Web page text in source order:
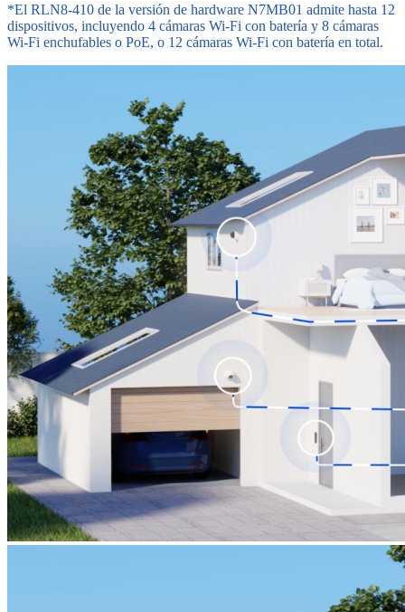
*El RLN8-410 de la versión de hardware N7MB01 admite hasta 12
dispositivos, incluyendo 4 cámaras Wi-Fi con batería y 8 cámaras
Wi-Fi enchufables o PoE, o 12 cámaras Wi-Fi con batería en total.